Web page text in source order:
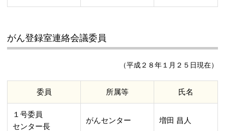
がん登録室連絡会議委員
（平成２８年１月２５日現在）
委員 所属等 氏名
１号委員
センター長
がんセンター 増田 昌人